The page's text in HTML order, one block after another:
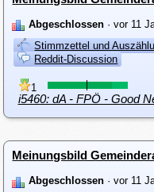
Abgeschlossen · vor 11
Stimmzettel und
Reddit-Discussion
1
i5460: dA - FPÖ - Good
Meinungsbild
Abgeschlossen · vor 11